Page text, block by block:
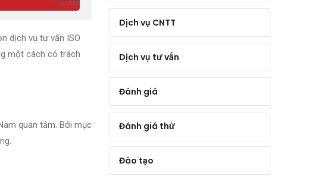
SHARES
dịch vụ tư vấn ISO
một cách có trách
quan tâm. Bởi mục
Dịch vụ CNTT
Dịch vụ tư vấn
Đánh giá
Đánh giá thử
Đào tạo